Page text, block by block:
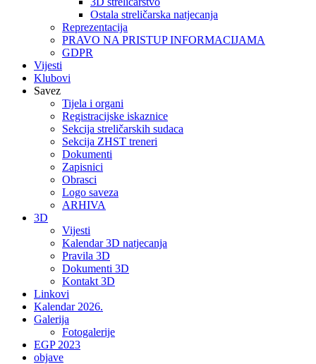
Ostala streličarska natjecanja
Reprezentacija
PRAVO NA PRISTUP INFORMACIJAMA
GDPR
Vijesti
Klubovi
Savez
Tijela i organi
Registracijske iskaznice
Sekcija streličarskih sudaca
Sekcija ZHST treneri
Dokumenti
Zapisnici
Obrasci
Logo saveza
ARHIVA
3D
Vijesti
Kalendar 3D natjecanja
Pravila 3D
Dokumenti 3D
Kontakt 3D
Linkovi
Kalendar 2026.
Galerija
Fotogalerije
EGP 2023
objave